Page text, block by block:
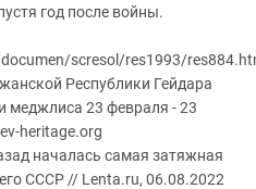
год после войны.
scresol/res1993/
Республики Гейдара
меджлиса 23 февраля - 23
heritage.org
началась самая затяжная
СССР // Lenta.ru, 06.08.2022